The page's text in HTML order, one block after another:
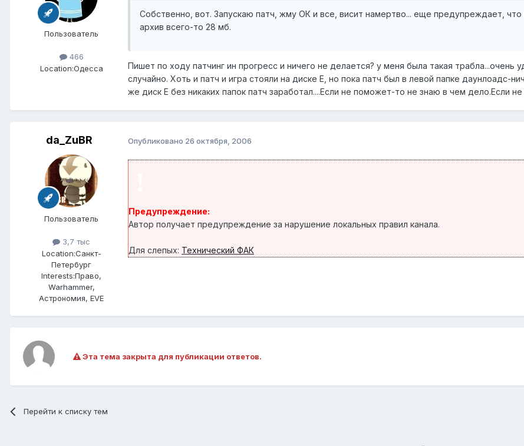
Пользователь
466
Location:Одесса
Собственно, вот. Запускаю патч, жму ОК и все, висит намертво... еще предупреждает,
архив всего-то 28 мб.
Пишет по ходу патчинг ин прогресс и ничего не делается? у меня была такая
случайно. Хоть и патч и игра стояли на диске Е, но пока патч был в левой папке даунлоадс-
же диск Е без никаких папок патч заработал....Если не поможет-то не знаю в чем дело.Если
da_ZuBR
Пользователь
3,7 тыс
Location:Санкт-
Петербург
Interests:Право,
Warhammer,
Астрономия, EVE
Опубликовано 26 октября, 2006
Предупреждение:
Автор получает предупреждение за нарушение локальных правил канала.
Для слепых: Технический ФАК
Эта тема закрыта для публикации ответов.
Перейти к списку тем